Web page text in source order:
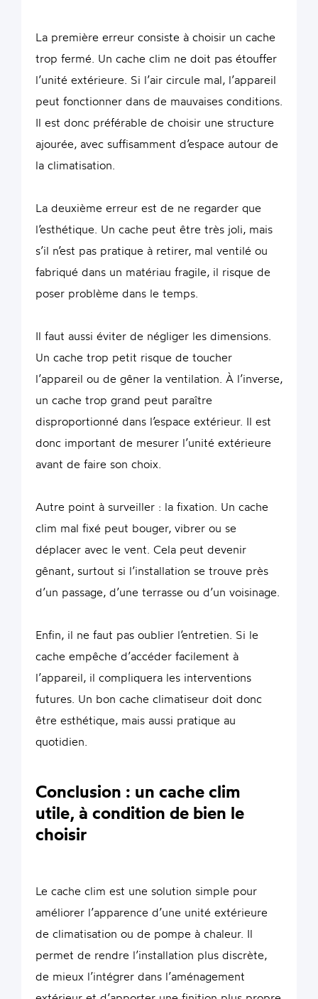
La première erreur consiste à choisir un cache
trop fermé. Un cache clim ne doit pas étouffer
l’unité extérieure. Si l’air circule mal, l’appareil
peut fonctionner dans de mauvaises conditions.
Il est donc préférable de choisir une structure
ajourée, avec suffisamment d’espace autour de
la climatisation.
La deuxième erreur est de ne regarder que
l’esthétique. Un cache peut être très joli, mais
s’il n’est pas pratique à retirer, mal ventilé ou
fabriqué dans un matériau fragile, il risque de
poser problème dans le temps.
Il faut aussi éviter de négliger les dimensions.
Un cache trop petit risque de toucher
l’appareil ou de gêner la ventilation. À l’inverse,
un cache trop grand peut paraître
disproportionné dans l’espace extérieur. Il est
donc important de mesurer l’unité extérieure
avant de faire son choix.
Autre point à surveiller : la fixation. Un cache
clim mal fixé peut bouger, vibrer ou se
déplacer avec le vent. Cela peut devenir
gênant, surtout si l’installation se trouve près
d’un passage, d’une terrasse ou d’un voisinage.
Enfin, il ne faut pas oublier l’entretien. Si le
cache empêche d’accéder facilement à
l’appareil, il compliquera les interventions
futures. Un bon cache climatiseur doit donc
être esthétique, mais aussi pratique au
quotidien.
Conclusion : un cache clim
utile, à condition de bien le
choisir
Le cache clim est une solution simple pour
améliorer l’apparence d’une unité extérieure
de climatisation ou de pompe à chaleur. Il
permet de rendre l’installation plus discrète,
de mieux l’intégrer dans l’aménagement